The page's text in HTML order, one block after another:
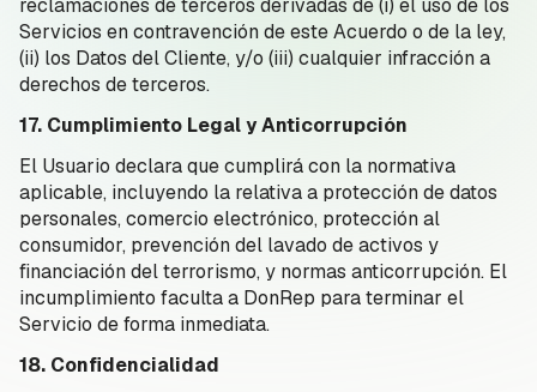
reclamaciones de terceros derivadas de (i) el uso de los
Servicios en contravención de este Acuerdo o de la ley,
(ii) los Datos del Cliente, y/o (iii) cualquier infracción a
derechos de terceros.
17. Cumplimiento Legal y Anticorrupción
El Usuario declara que cumplirá con la normativa
aplicable, incluyendo la relativa a protección de datos
personales, comercio electrónico, protección al
consumidor, prevención del lavado de activos y
financiación del terrorismo, y normas anticorrupción. El
incumplimiento faculta a DonRep para terminar el
Servicio de forma inmediata.
18. Confidencialidad